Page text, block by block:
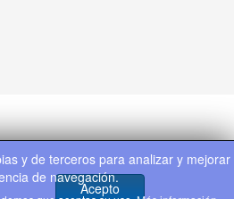
Tarifas
y de terceros para analizar y mejorar
de navegación.
Acepto